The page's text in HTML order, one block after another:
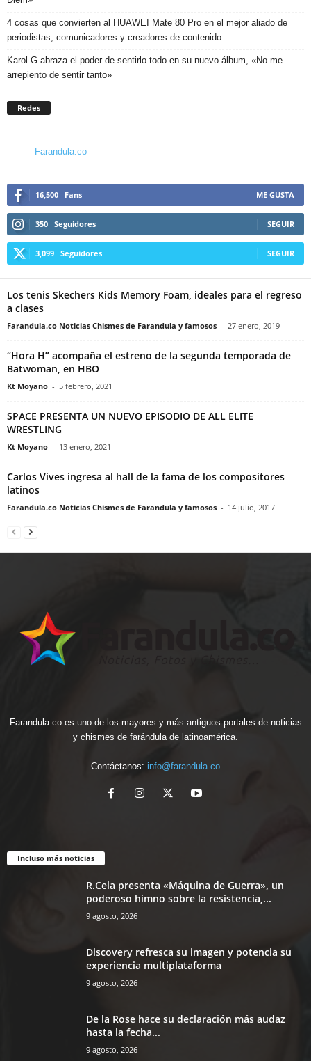
4 cosas que convierten al HUAWEI Mate 80 Pro en el mejor aliado de
periodistas, comunicadores y creadores de contenido
Karol G abraza el poder de sentirlo todo en su nuevo álbum, «No me
arrepiento de sentir tanto»
Redes
Farandula.co
16,500 Fans ME GUSTA
350 Seguidores SEGUIR
3,099 Seguidores SEGUIR
Los tenis Skechers Kids Memory Foam, ideales para el regreso
a clases
Farandula.co Noticias Chismes de Farandula y famosos - 27 enero, 2019
“Hora H” acompaña el estreno de la segunda temporada de
Batwoman, en HBO
Kt Moyano - 5 febrero, 2021
SPACE PRESENTA UN NUEVO EPISODIO DE ALL ELITE
WRESTLING
Kt Moyano - 13 enero, 2021
Carlos Vives ingresa al hall de la fama de los compositores
latinos
Farandula.co Noticias Chismes de Farandula y famosos - 14 julio, 2017
Farandula.co es uno de los mayores y más antiguos portales de noticias
y chismes de farándula de latinoamérica.
Contáctanos: info@farandula.co
Incluso más noticias
R.Cela presenta «Máquina de Guerra», un
poderoso himno sobre la resistencia,...
9 agosto, 2026
Discovery refresca su imagen y potencia su
experiencia multiplataforma
9 agosto, 2026
De la Rose hace su declaración más audaz
hasta la fecha...
9 agosto, 2026